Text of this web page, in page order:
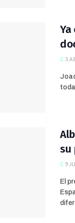
Ya
3
su
9
El